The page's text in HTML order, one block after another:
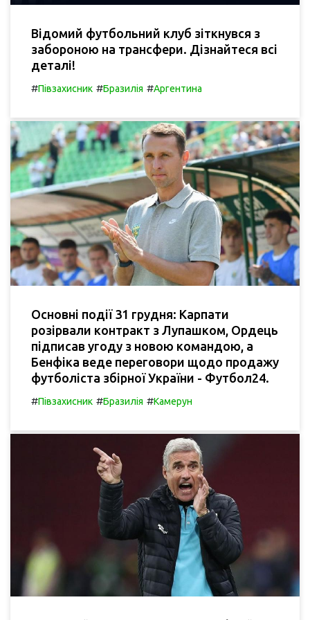
Відомий футбольний клуб зіткнувся з
забороною на трансфери. Дізнайтеся всі
деталі!
#Півзахисник #Бразилія #Аргентина
Основні події 31 грудня: Карпати
розірвали контракт з Лупашком, Ордець
підписав угоду з новою командою, а
Бенфіка веде переговори щодо продажу
футболіста збірної України - Футбол24.
#Півзахисник #Бразилія #Камерун